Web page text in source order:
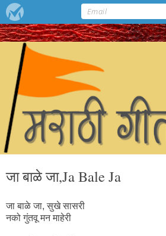
जा बाळे जा,Ja Bale Ja
जा बाळे जा, सुखे सासरी
नको गुंतवू मन माहेरी